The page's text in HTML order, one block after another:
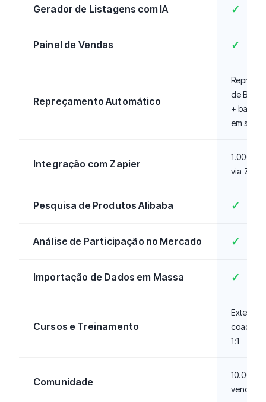
Gerador de Listagens com IA ✓
Painel de Vendas ✓
Repreçamento Automático
de Buy
+
em stock
Integração com Zapier
1.000+
via
Pesquisa de Produtos Alibaba ✓
Análise de Participação no Mercado ✓
Importação de Dados em Massa ✓
Cursos e Treinamento
Extenso
1:1
Comunidade
10.000+